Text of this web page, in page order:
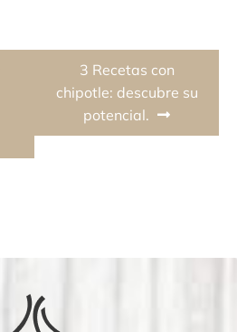
Next
post:
3 Recetas con
chipotle: descubre su
potencial.